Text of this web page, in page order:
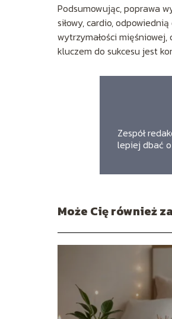
Podsumowując, poprawa
siłowy, cardio,
wytrzymałości
kluczem do sukcesu jest
Zespół
lepiej dbać
Może Cię również